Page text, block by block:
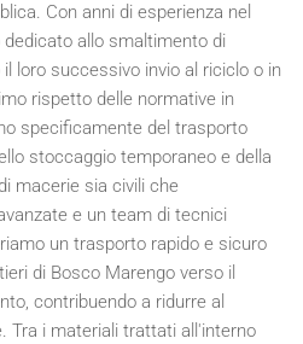
Con anni di esperienza nel
allo smaltimento di
loro successivo invio al riciclo o in
rispetto delle normative in
specificamente del trasporto
stoccaggio temporaneo e della
macerie sia civili che
e un team di tecnici
un trasporto rapido e sicuro
di Bosco Marengo verso il
contribuendo a ridurre al
Tra i materiali trattati all'interno